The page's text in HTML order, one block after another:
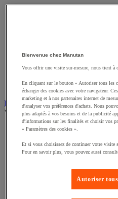
Convoyeur pour palettes
Rail et barrette de
Table à billes
Diable
Voir toute la catégorie
Accessoires pour diable
Diable aluminium et inox
Diable charges hautes
Bienvenue chez Manutan
Vous offrir une visite sur-mesure, nous tient à
En cliquant sur le bouton « Autoriser tous les
échanger des cookies avec votre navigateur.
marketing et à nos partenaires internet de
d'analyser vos préférences d'achats. Nous
plus adaptés à vos besoins et de la publicité
d'informations sur les finalités et choisir vos
« Paramètres des cookies ».
Et si vous choisissez de continuer votre visite
Pour en savoir plus, vous pouvez aussi
Autoriser